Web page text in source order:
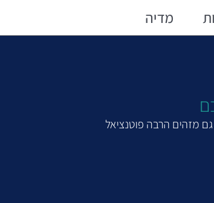
מדיה
מזהים הרבה פוטנציאל